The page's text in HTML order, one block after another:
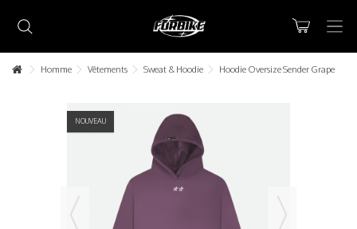
Lorem ipsum dolor sit amet
Lorem ipsum dolor sit amet, consectetur adipisicing elit, sed do
eiusmod tempor incididunt ut labore et dolore magna aliqua. Ut
enim ad minim veniam, quis nostrud exercitation ullamco laboris nisi
ut aliquip ex ea commodo consequat.
Homme Vêtements Sweat & Hoodie Hoodie Oversize Sender Grape
NOUVEAU